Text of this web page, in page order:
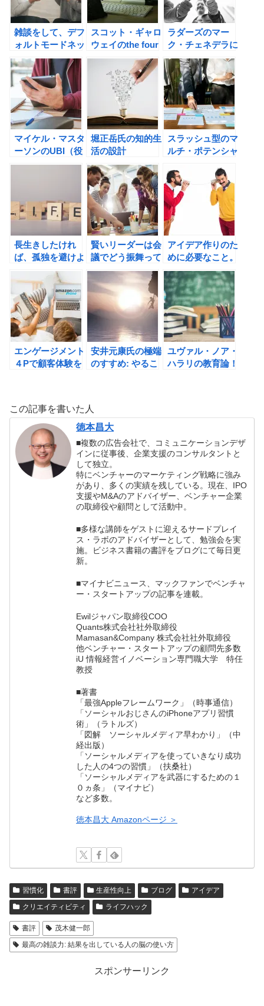
雑談をして、デフ
ォルトモードネッ
トワークを作動さ
せよう！
スコット・ギャロ
ウェイのthe four
GAFA 四騎士が創
り変えた世界の書
ラダーズのマー
ク・チェネデラに
スタートアップ成
功の秘訣を学ぶ！
マイケル・マスタ
ーソンのUBI（役
立つビッグアイデ
堀正岳氏の知的生
活の設計
―――「10年後
の自分」を支える
83の戦略の書評
スラッシュ型のマ
ルチ・ポテンシャ
長生きしたけれ
ば、孤独を避けよ
賢いリーダーは会
議でどう振舞って
いるのか？
アイデア作りのた
めに必要なこと。
相手に何で貢献で
きるかを考えてみ
よう！
エンゲージメント
４Pで顧客体験を
安井元康氏の極端
のすすめ: やるこ
いの書評
ユヴァル・ノア・
ハラリの教育論！
この記事を書いた人
徳本昌大
■複数の広告会社で、コミュニケーションデザ
インに従事後、企業支援のコンサルタントと
して独立。
特にベンチャーのマーケティング戦略に強み
があり、多くの実績を残している。現在、IPO
支援やM&Aのアドバイザー、ベンチャー企業
の取締役や顧問として活動中。
■多様な講師をゲストに迎えるサードプレイ
ス・ラボのアドバイザーとして、勉強会を実
施。ビジネス書籍の書評をブログにて毎日更
新。
■マイナビニュース、マックファンでベンチャ
ー・スタートアップの記事を連載。
Ewilジャパン取締役COO
Quants株式会社社外取締役
Mamasan&Company 株式会社社外取締役
他ベンチャー・スタートアップの顧問先多数
iU 情報経営イノベーション専門職大学 特任
教授
■著書
「最強Appleフレームワーク」（時事通信）
「ソーシャルおじさんのiPhoneアプリ習慣
術」（ラトルズ）
「図解 ソーシャルメディア早わかり」（中
経出版）
「ソーシャルメディアを使っていきなり成功
した人の4つの習慣」（扶桑社）
「ソーシャルメディアを武器にするための１
０ヵ条」（マイナビ）
など多数。
徳本昌大 Amazonページ ＞
習慣化 書評 生産性向上 ブログ
アイデア
クリエイティビティ
ライフハック
書評
茂木健一郎
最高の雑談力: 結果を出している人の脳の使い方
スポンサーリンク